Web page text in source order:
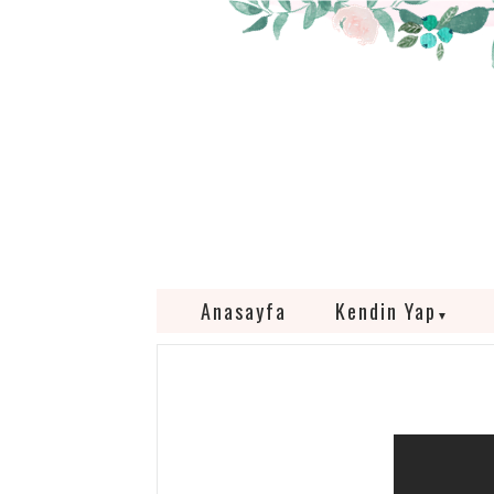
Anasayfa Kendin Yap ▼